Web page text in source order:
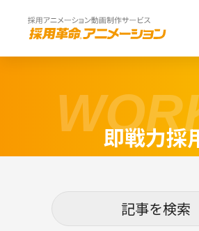
即戦力採
記事を検索